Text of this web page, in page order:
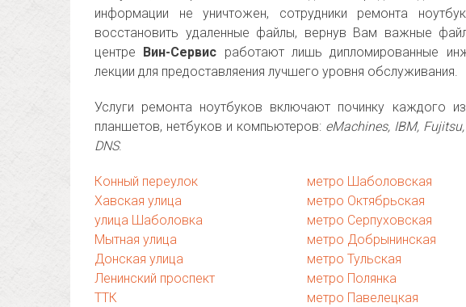
информации не уничтожен, сотрудники ремонта
восстановить удаленные файлы, вернув Вам важные
центре Вин-Сервис работают лишь дипломированные
лекции для предоставляения лучшего уровня обслуживания.
Услуги ремонта ноутбуков включают починку каждого
планшетов, нетбуков и компьютеров: eMachines, IBM,
DNS.
Конный переулок
Хавская улица
улица Шаболовка
Мытная улица
Донская улица
Ленинский проспект
ТТК
метро Шаболовская
метро Октябрьская
метро Серпуховская
метро Добрынинская
метро Тульская
метро Полянка
метро Павелецкая